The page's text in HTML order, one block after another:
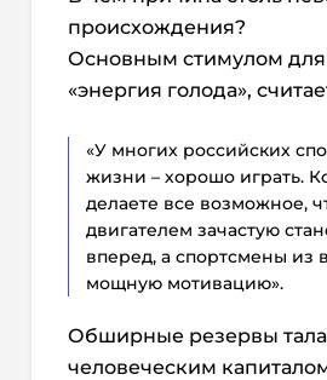
происхождения?
Основным стимулом для
«энергия голода»,
«У многих российских
жизни – хорошо играть.
делаете все возможное,
двигателем зачастую
вперед, а спортсмены из
мощную мотивацию».
Обширные резервы
человеческим